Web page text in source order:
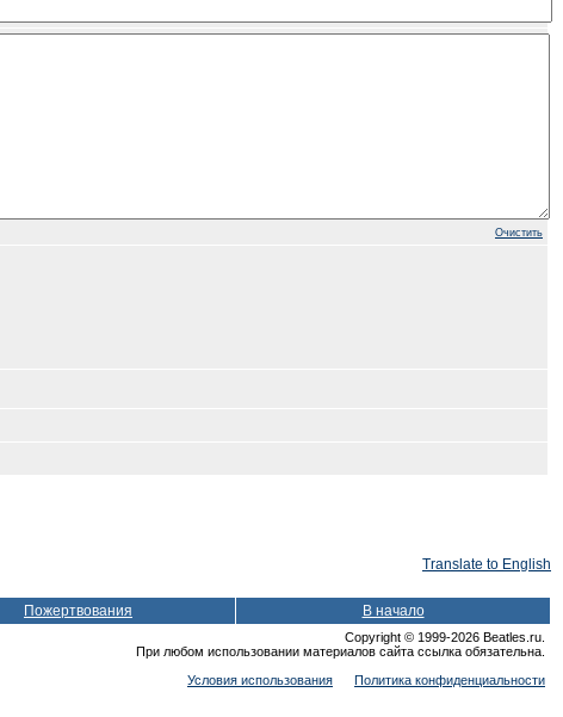
Очистить
Translate to English
Пожертвования В начало
Copyright © 1999-2026 Beatles.ru.
При любом использовании материалов сайта ссылка обязательна.
Условия использования
Политика конфиденциальности